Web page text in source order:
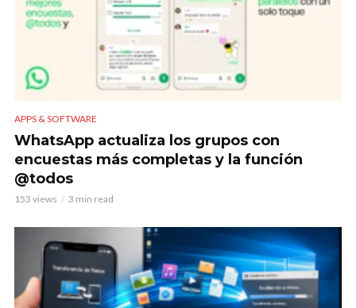
APPS & SOFTWARE
WhatsApp actualiza los grupos con
encuestas más completas y la función
@todos
153 views 3 min read